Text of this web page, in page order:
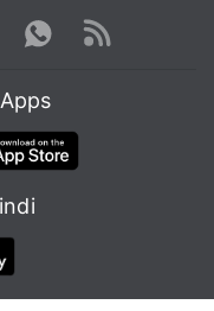
WhatsApp
Rss